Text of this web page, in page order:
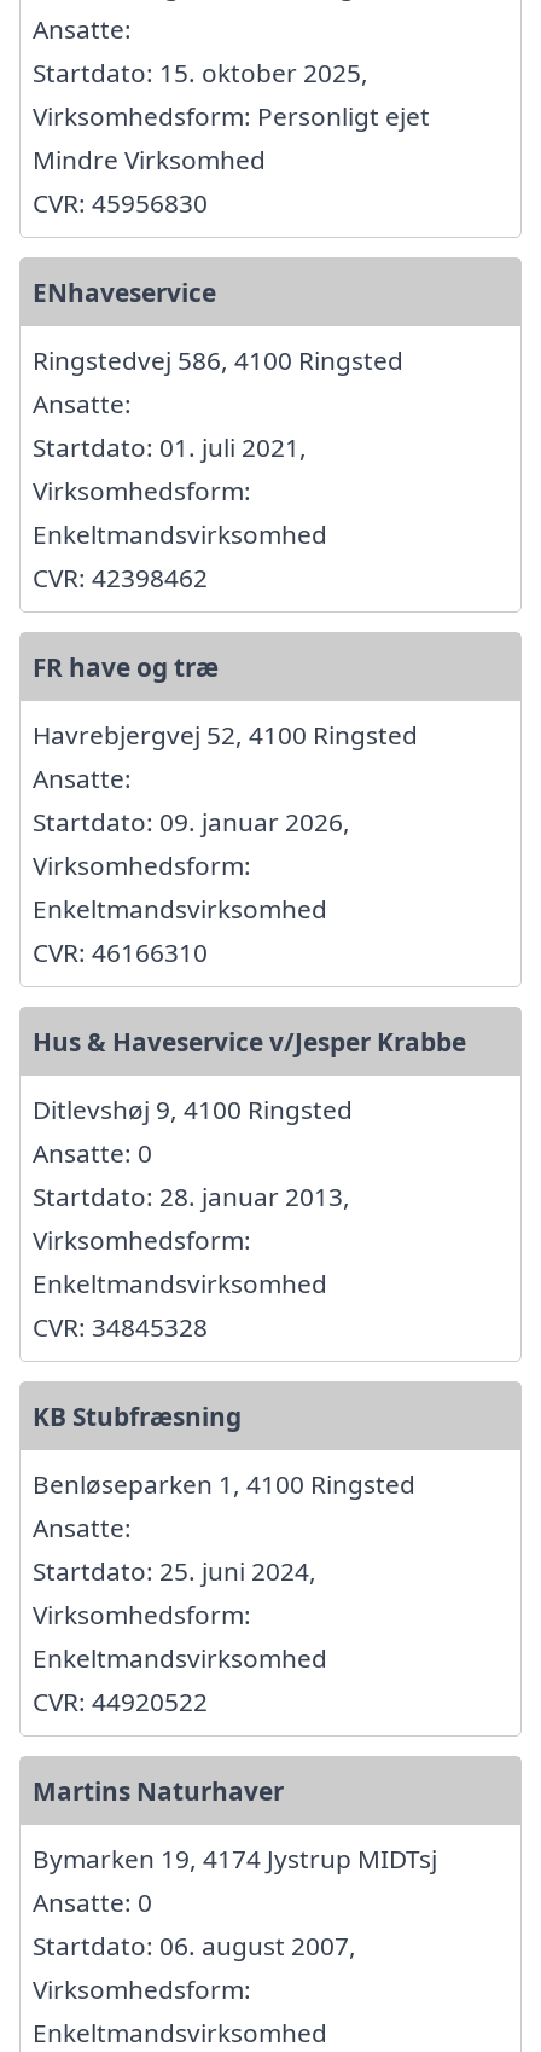
Ansatte:
Startdato: 15. oktober 2025,
Virksomhedsform: Personligt ejet
Mindre Virksomhed
CVR: 45956830
ENhaveservice
Ringstedvej 586, 4100 Ringsted
Ansatte:
Startdato: 01. juli 2021,
Virksomhedsform:
Enkeltmandsvirksomhed
CVR: 42398462
FR have og træ
Havrebjergvej 52, 4100 Ringsted
Ansatte:
Startdato: 09. januar 2026,
Virksomhedsform:
Enkeltmandsvirksomhed
CVR: 46166310
Hus & Haveservice v/Jesper Krabbe
Ditlevshøj 9, 4100 Ringsted
Ansatte: 0
Startdato: 28. januar 2013,
Virksomhedsform:
Enkeltmandsvirksomhed
CVR: 34845328
KB Stubfræsning
Benløseparken 1, 4100 Ringsted
Ansatte:
Startdato: 25. juni 2024,
Virksomhedsform:
Enkeltmandsvirksomhed
CVR: 44920522
Martins Naturhaver
Bymarken 19, 4174 Jystrup MIDTsj
Ansatte: 0
Startdato: 06. august 2007,
Virksomhedsform:
Enkeltmandsvirksomhed